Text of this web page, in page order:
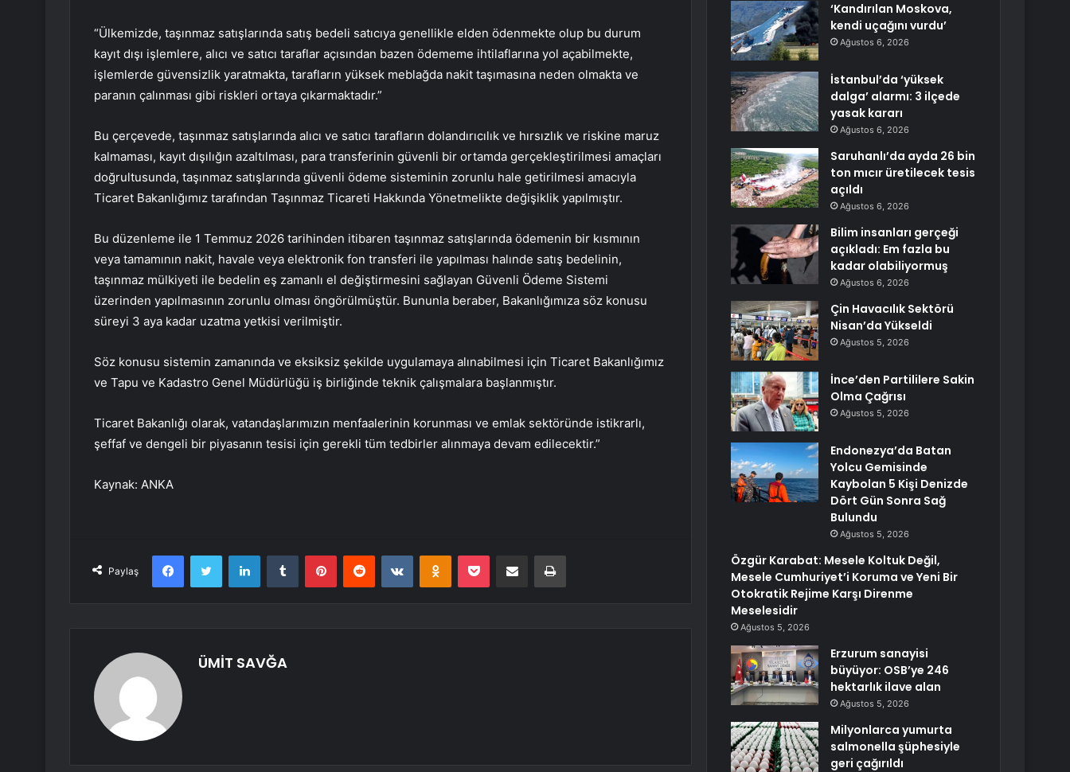
“Ülkemizde, taşınmaz satışlarında satış bedeli satıcıya genellikle elden ödenmekte olup bu durum
kayıt dışı işlemlere, alıcı ve satıcı taraflar açısından bazen ödememe ihtilaflarına yol açabilmekte,
işlemlerde güvensizlik yaratmakta, tarafların yüksek meblağda nakit taşımasına neden olmakta ve
paranın çalınması gibi riskleri ortaya çıkarmaktadır.”
Bu çerçevede, taşınmaz satışlarında alıcı ve satıcı tarafların dolandırıcılık ve hırsızlık ve riskine maruz
kalmaması, kayıt dışılığın azaltılması, para transferinin güvenli bir ortamda gerçekleştirilmesi amaçları
doğrultusunda, taşınmaz satışlarında güvenli ödeme sisteminin zorunlu hale getirilmesi amacıyla
Ticaret Bakanlığımız tarafından Taşınmaz Ticareti Hakkında Yönetmelikte değişiklik yapılmıştır.
Bu düzenleme ile 1 Temmuz 2026 tarihinden itibaren taşınmaz satışlarında ödemenin bir kısmının
veya tamamının nakit, havale veya elektronik fon transferi ile yapılması halınde satış bedelinin,
taşınmaz mülkiyeti ile bedelin eş zamanlı el değiştirmesini sağlayan Güvenli Ödeme Sistemi
üzerinden yapılmasının zorunlu olması öngörülmüştür. Bununla beraber, Bakanlığımıza söz konusu
süreyi 3 aya kadar uzatma yetkisi verilmiştir.
Söz konusu sistemin zamanında ve eksiksiz şekilde uygulamaya alınabilmesi için Ticaret Bakanlığımız
ve Tapu ve Kadastro Genel Müdürlüğü iş birliğinde teknik çalışmalara başlanmıştır.
Ticaret Bakanlığı olarak, vatandaşlarımızın menfaalerinin korunması ve emlak sektöründe istikrarlı,
şeffaf ve dengeli bir piyasanın tesisi için gerekli tüm tedbirler alınmaya devam edilecektir.”
Kaynak: ANKA
Paylaş
FacebookTwitter LinkedInTumblr PinterestReddit VKontakteOdnoklassniki
Pocket E-Posta ile paylaş Yazdır
ÜMİT SAVĞA
‘Kandırılan Moskova,
kendi uçağını vurdu’
Ağustos 6, 2026
İstanbul’da ‘yüksek
dalga’ alarmı: 3 ilçede
yasak kararı
Ağustos 6, 2026
Saruhanlı’da ayda 26 bin
ton mıcır üretilecek tesis
açıldı
Ağustos 6, 2026
Bilim insanları gerçeği
açıkladı: Em fazla bu
kadar olabiliyormuş
Ağustos 6, 2026
Çin Havacılık Sektörü
Nisan’da Yükseldi
Ağustos 5, 2026
İnce’den Partililere Sakin
Olma Çağrısı
Ağustos 5, 2026
Endonezya’da Batan
Yolcu Gemisinde
Kaybolan 5 Kişi Denizde
Dört Gün Sonra Sağ
Bulundu
Ağustos 5, 2026
Özgür Karabat: Mesele Koltuk Değil,
Mesele Cumhuriyet’i Koruma ve Yeni Bir
Otokratik Rejime Karşı Direnme
Meselesidir
Ağustos 5, 2026
Erzurum sanayisi
büyüyor: OSB’ye 246
hektarlık ilave alan
Ağustos 5, 2026
Milyonlarca yumurta
salmonella şüphesiyle
geri çağırıldı